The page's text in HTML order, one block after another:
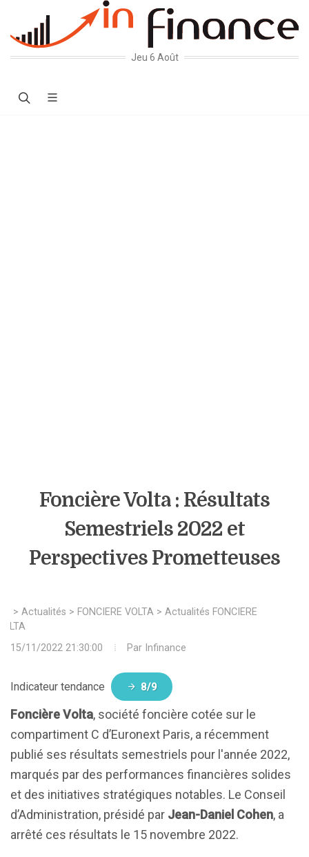
Jeu 6 Août
Foncière Volta : Résultats
Semestriels 2022 et
Perspectives Prometteuses
> Actualités > FONCIERE VOLTA > Actualités FONCIERE
15/11/2022 21:30:00
Par Infinance
Indicateur tendance 8/9
Foncière Volta, société foncière cotée sur le
compartiment C d’Euronext Paris, a récemment
publié ses résultats semestriels pour l'année 2022,
marqués par des performances financières solides
et des initiatives stratégiques notables. Le Conseil
d’Administration, présidé par Jean-Daniel Cohen, a
arrêté ces résultats le 15 novembre 2022.